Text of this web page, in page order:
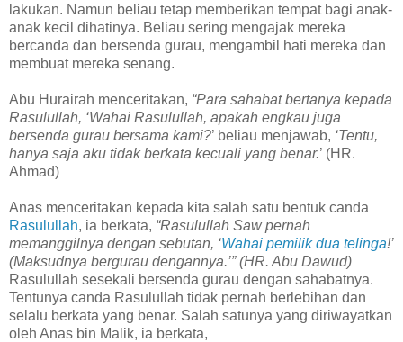
lakukan. Namun beliau tetap memberikan tempat bagi anak-
anak kecil dihatinya. Beliau sering mengajak mereka
bercanda dan bersenda gurau, mengambil hati mereka dan
membuat mereka senang.
Abu Hurairah menceritakan, “Para sahabat bertanya kepada
Rasulullah, ‘Wahai Rasulullah, apakah engkau juga
bersenda gurau bersama kami?’ beliau menjawab, ‘Tentu,
hanya saja aku tidak berkata kecuali yang benar.’ (HR.
Ahmad)
Anas menceritakan kepada kita salah satu bentuk canda
Rasulullah, ia berkata, “Rasulullah Saw pernah
memanggilnya dengan sebutan, ‘Wahai pemilik dua telinga!’
(Maksudnya bergurau dengannya.’” (HR. Abu Dawud)
Rasulullah sesekali bersenda gurau dengan sahabatnya.
Tentunya canda Rasulullah tidak pernah berlebihan dan
selalu berkata yang benar. Salah satunya yang diriwayatkan
oleh Anas bin Malik, ia berkata,